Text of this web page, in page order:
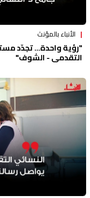
الأنباء بالمؤنث
"رؤية واحدة... تجدّد
التقدمي - الشوف"